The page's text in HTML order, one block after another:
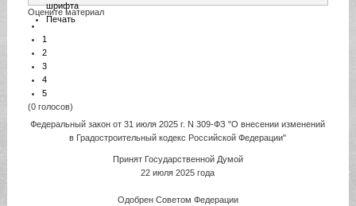
шрифта
Печать
Оцените материал
1
2
3
4
5
(0 голосов)
Федеральный закон от 31 июля 2025 г. N 309-ФЗ "О внесении изменений
в Градостроительный кодекс Российской Федерации"
Принят Государственной Думой
22 июля 2025 года
Одобрен Советом Федерации